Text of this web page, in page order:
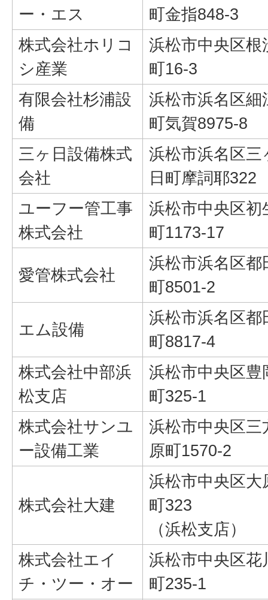
ー・エス
町金指848-3
株式会社ホリコ
シ産業
浜松市中央区根
町16-3
有限会社杉浦設
備
浜松市浜名区細
町気賀8975-8
三ヶ日設備株式
会社
浜松市浜名区三
日町摩詞耶322
ユーフー管工事
株式会社
浜松市中央区初
町1173-17
愛管株式会社
浜松市浜名区都
町8501-2
エム設備
浜松市浜名区都
町8817-4
株式会社中部浜
松支店
浜松市中央区豊
町325-1
株式会社サンユ
ー設備工業
浜松市中央区三
原町1570-2
株式会社大建
浜松市中央区大
町323
（浜松支店）
株式会社エイ
チ・ツー・オー
浜松市中央区花
町235-1